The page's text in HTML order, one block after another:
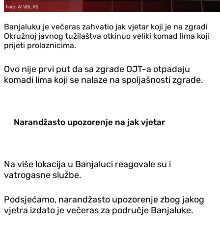
Banjaluku je večeras zahvatio jak vjetar koji je na zgradi
Okružnoj javnog tužilaštva otkinuo veliki komad lima koji
prijeti prolaznicima.
Ovo nije prvi put da sa zgrade OJT-a otpadaju
komadi lima koji se nalaze na spoljašnosti zgrade.
Narandžasto upozorenje na jak vjetar
Na više lokacija u Banjaluci reagovale su i
vatrogasne službe.
Podsjećamo, narandžasto upozorenje zbog jakog
vjetra izdato je večeras za područje Banjaluke.